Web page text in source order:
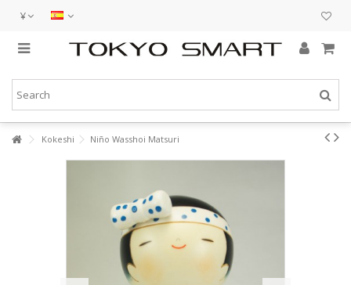
¥
Kokeshi Niño Wasshoi Matsuri